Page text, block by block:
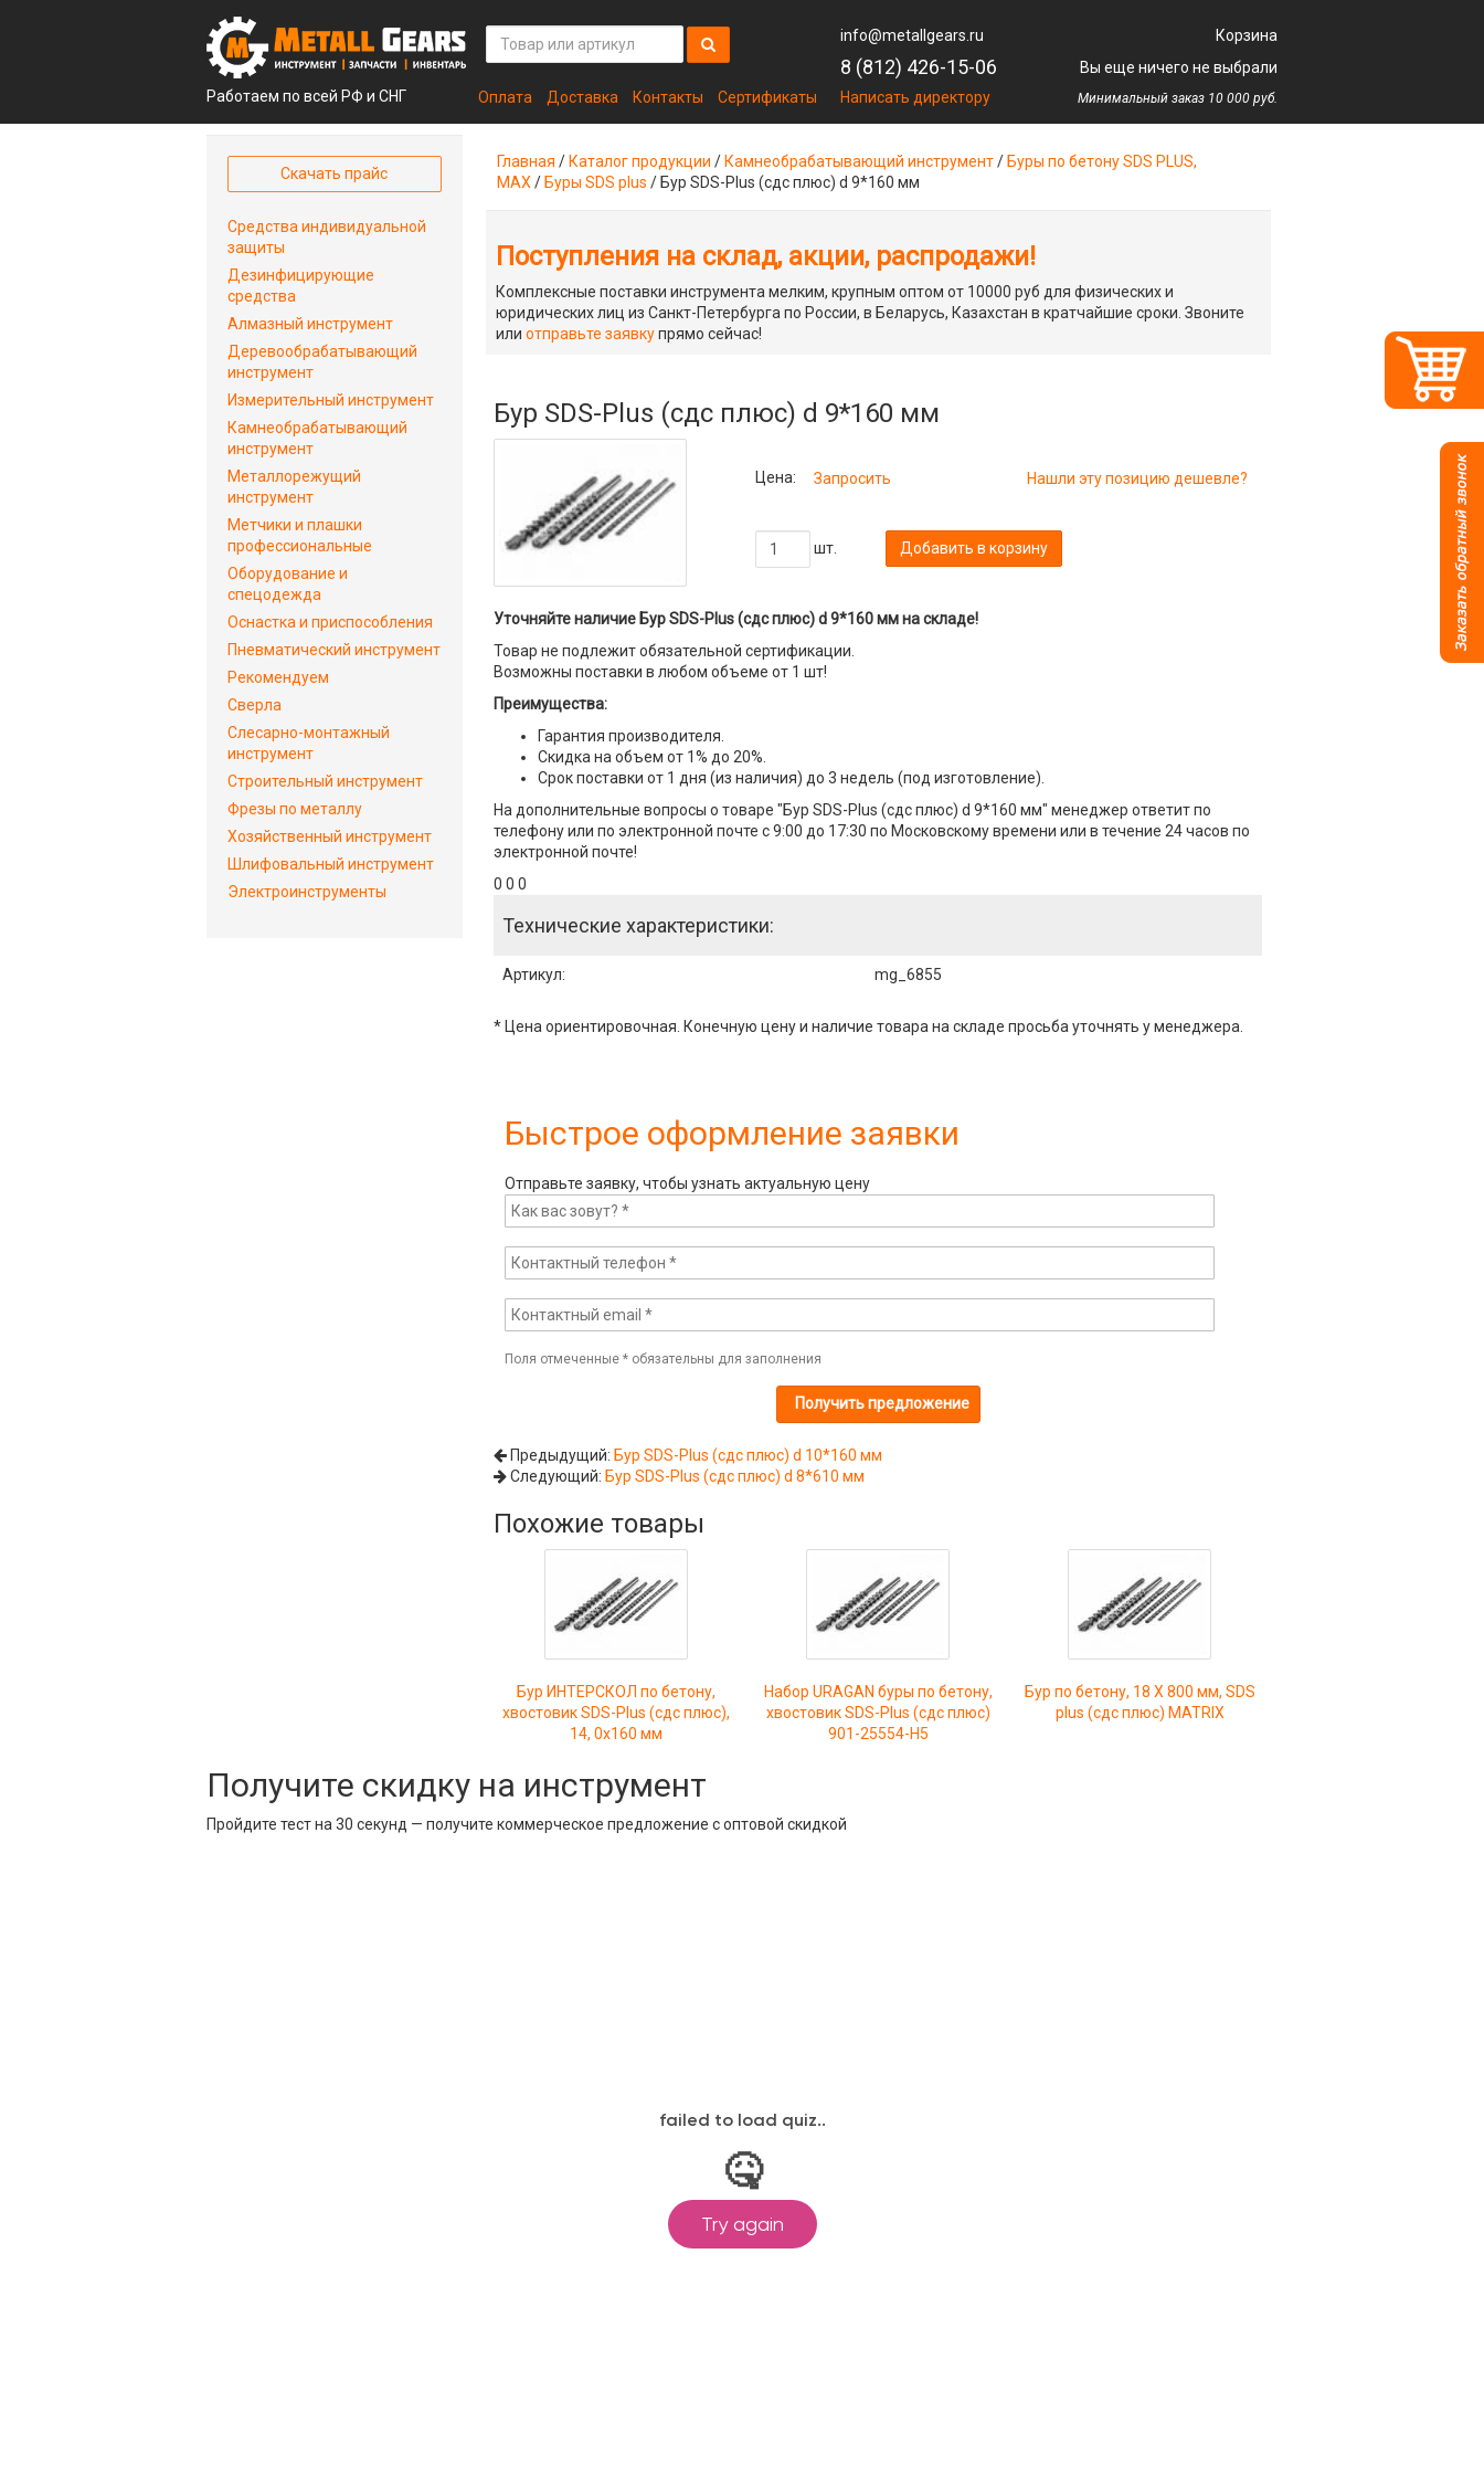
Работаем по всей РФ и СНГ Оплата Доставка Контакты Сертификаты
info@metallgears.ru
8 (812) 426-15-06
Написать директору
Корзина
Вы еще ничего не выбрали
Минимальный заказ 10 000 руб.
Главная / Каталог продукции / Камнеобрабатывающий инструмент/ Буры по бетону SDS PLUS,
MAX / Буры SDS plus / Бур SDS-Plus (сдс плюс) d 9*160 мм
Поступления на склад, акции, распродажи!
Комплексные поставки инструмента мелким, крупным оптом от 10000 руб для физических и
юридических лиц из Санкт-Петербурга по России, в Беларусь, Казахстан в кратчайшие сроки. Звоните
или отправьте заявкупрямо сейчас!
Бур SDS-Plus (сдс плюс) d 9*160 мм
Цена: Запросить Нашли эту позицию дешевле?
шт. Добавить в корзину
Уточняйте наличие Бур SDS-Plus (сдс плюс) d 9*160 мм на складе!
Товар не подлежит обязательной сертификации.
Возможны поставки в любом объеме от 1 шт!
Преимущества:
Гарантия производителя.
Скидка на объем от 1% до 20%.
Срок поставки от 1 дня (из наличия) до 3 недель (под изготовление).
На дополнительные вопросы о товаре "Бур SDS-Plus (сдс плюс) d 9*160 мм" менеджер ответит по
телефону или по электронной почте с 9:00 до 17:30 по Московскому времени или в течение 24 часов по
электронной почте!
0 0 0
Технические характеристики:
Артикул: mg_6855
* Цена ориентировочная. Конечную цену и наличие товара на складе просьба уточнять у менеджера.
Быстрое оформление заявки
Отправьте заявку, чтобы узнать актуальную цену
Поля отмеченные *обязательны для заполнения
Предыдущий: Бур SDS-Plus (сдс плюс) d 10*160 мм
Следующий: Бур SDS-Plus (сдс плюс) d 8*610 мм
Похожие товары
Бур ИНТЕРСКОЛ по бетону,
хвостовик SDS-Plus (сдс плюс),
14, 0x160 мм
Набор URAGAN буры по бетону,
хвостовик SDS-Plus (сдс плюс)
901-25554-H5
Бур по бетону, 18 X 800 мм, SDS
plus (сдс плюс) MATRIX
Скачать прайс
Средства индивидуальной
защиты
Дезинфицирующие
средства
Алмазный инструмент
Деревообрабатывающий
инструмент
Измерительный инструмент
Камнеобрабатывающий
инструмент
Металлорежущий
инструмент
Метчики и плашки
профессиональные
Оборудование и
спецодежда
Оснастка и приспособления
Пневматический инструмент
Рекомендуем
Сверла
Слесарно-монтажный
инструмент
Строительный инструмент
Фрезы по металлу
Хозяйственный инструмент
Шлифовальный инструмент
Электроинструменты
Получите скидку на инструмент
Пройдите тест на 30 секунд — получите коммерческое предложение с оптовой скидкой